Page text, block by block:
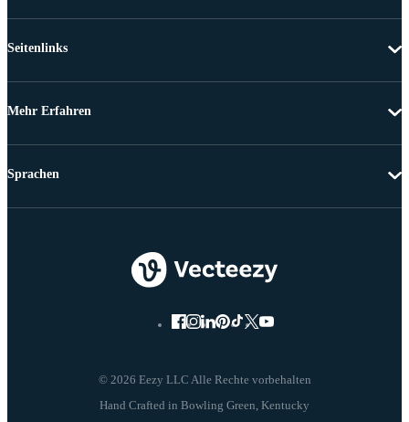
Seitenlinks
Mehr Erfahren
© 2026 Eezy LLC Alle Rechte vorbehalten
Sprachen